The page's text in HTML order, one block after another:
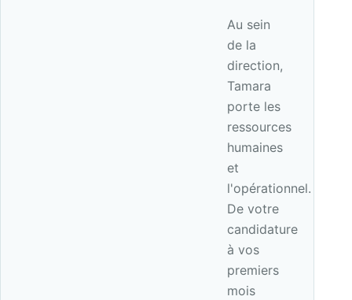
Au sein
de la
direction,
Tamara
porte les
ressources
humaines
et
l'opérationnel.
De votre
candidature
à vos
premiers
mois